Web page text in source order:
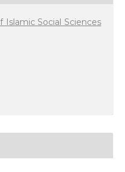
Islamic Social Sciences